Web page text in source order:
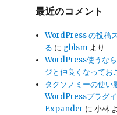
最近のコメント
WordPress の投稿
る に gblsm より
WordPress使うな
ジと仲良くなってお
タクソノミーの使い
WordPressプラグ
Expander に小林